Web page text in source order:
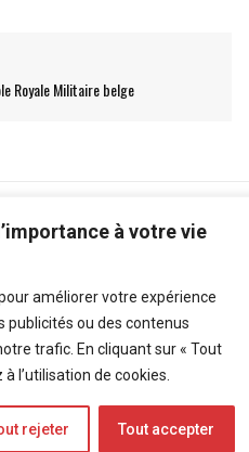
à votre vie
améliorer votre expérience
publicités ou des contenus
trafic. En cliquant sur « Tout
l’utilisation de cookies.
rejeter Tout accepter
Royale Militaire belge
confidentialité